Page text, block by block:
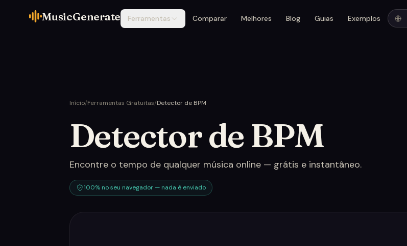
MusicGenerate Ferramentas Comparar Melhores Blog Guias Exemplos
Início/Ferramentas Gratuitas/Detector de BPM
Detector de BPM
Encontre o tempo de qualquer música online — grátis e instantâneo.
100% no seu navegador — nada é enviado